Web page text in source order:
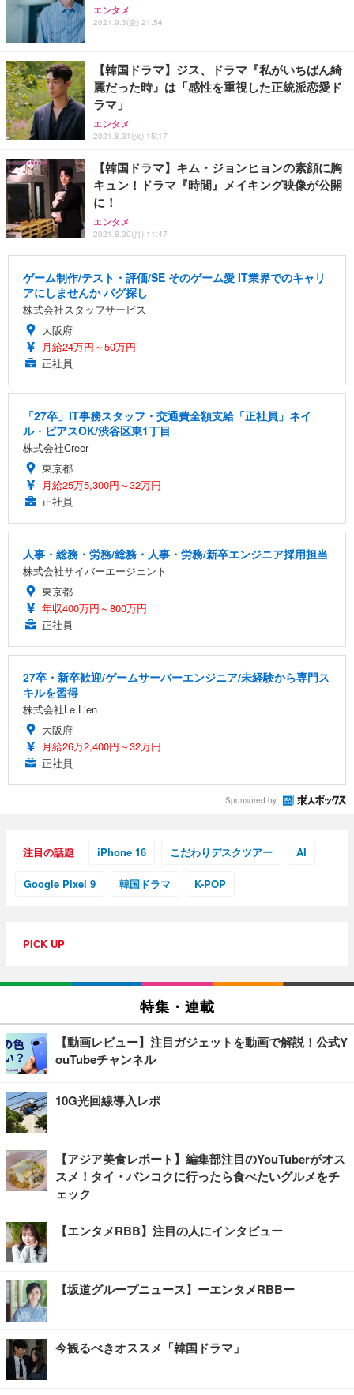
エンタメ
2021.9.3(金) 21:54
【韓国ドラマ】ジス、ドラマ『私がいちばん綺
麗だった時』は「感性を重視した正統派恋愛ド
ラマ」
エンタメ
2021.8.31(火) 15:17
【韓国ドラマ】キム・ジョンヒョンの素顔に胸
キュン！ドラマ『時間』メイキング映像が公開
に！
エンタメ
2021.8.30(月) 11:47
ゲーム制作/テスト・評価/SE そのゲーム愛 IT業界でのキャリ
アにしませんか バグ探し
株式会社スタッフサービス
大阪府
月給24万円～50万円
正社員
「27卒」IT事務スタッフ・交通費全額支給「正社員」ネイ
ル・ピアスOK/渋谷区東1丁目
株式会社Creer
東京都
月給25万5,300円～32万円
正社員
人事・総務・労務/総務・人事・労務/新卒エンジニア採用担当
株式会社サイバーエージェント
東京都
年収400万円～800万円
正社員
27卒・新卒歓迎/ゲームサーバーエンジニア/未経験から専門ス
キルを習得
株式会社Le Lien
大阪府
月給26万2,400円～32万円
正社員
Sponsored by
注目の話題 iPhone 16 こだわりデスクツアー AI
Google Pixel 9 韓国ドラマ K-POP
PICK UP
特集・連載
【動画レビュー】注目ガジェットを動画で解説！公式Y
ouTubeチャンネル
10G光回線導入レポ
【アジア美食レポート】編集部注目のYouTuberがオス
スメ！タイ・バンコクに行ったら食べたいグルメをチ
ェック
【エンタメRBB】注目の人にインタビュー
【坂道グループニュース】ーエンタメRBBー
今観るべきオススメ「韓国ドラマ」